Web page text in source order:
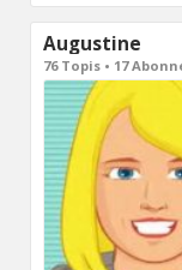
Augustine
76 Topis • 17